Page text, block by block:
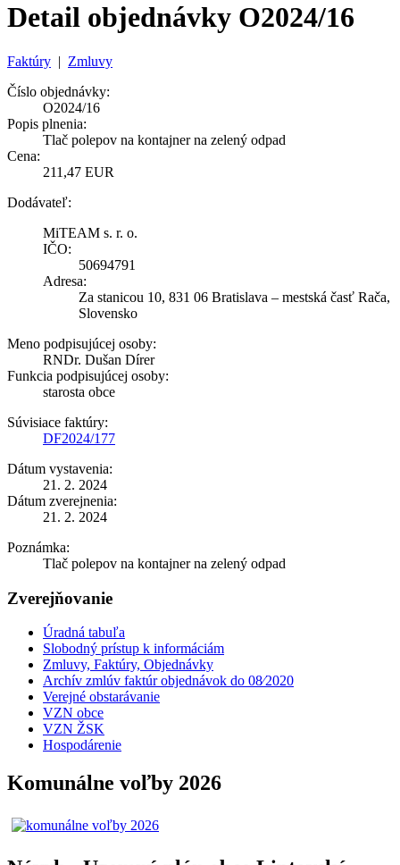
Detail objednávky O2024/16
Faktúry | Zmluvy
Číslo objednávky:
O2024/16
Popis plnenia:
Tlač polepov na kontajner na zelený odpad
Cena:
211,47 EUR
Dodávateľ:
MiTEAM s. r. o.
IČO:
50694791
Adresa:
Za stanicou 10, 831 06 Bratislava – mestská časť Rača,
Slovensko
Meno podpisujúcej osoby:
RNDr. Dušan Dírer
Funkcia podpisujúcej osoby:
starosta obce
Súvisiace faktúry:
DF2024/177
Dátum vystavenia:
21. 2. 2024
Dátum zverejnenia:
21. 2. 2024
Poznámka:
Tlač polepov na kontajner na zelený odpad
Zverejňovanie
Úradná tabuľa
Slobodný prístup k informáciám
Zmluvy, Faktúry, Objednávky
Archív zmlúv faktúr objednávok do 08⁄2020
Verejné obstarávanie
VZN obce
VZN ŽSK
Hospodárenie
Komunálne voľby 2026